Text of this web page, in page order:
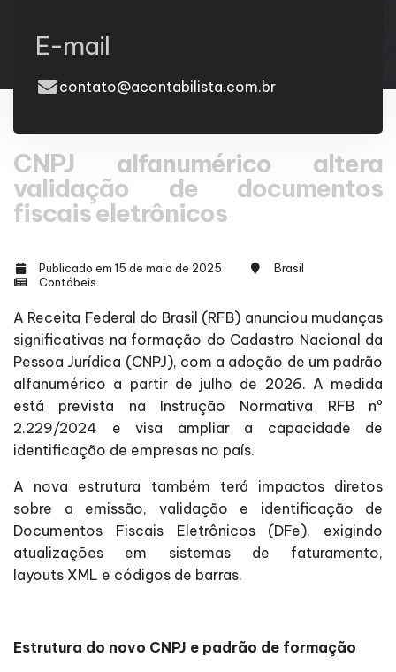
E-mail
contato@acontabilista.com.br
CNPJ alfanumérico altera
validação de documentos
fiscais eletrônicos
Publicado em 15 de maio de 2025
Brasil
Contábeis
A Receita Federal do Brasil (RFB) anunciou mudanças
significativas na formação do Cadastro Nacional da
Pessoa Jurídica (CNPJ), com a adoção de um padrão
alfanumérico a partir de julho de 2026. A medida
está prevista na Instrução Normativa RFB nº
2.229/2024 e visa ampliar a capacidade de
identificação de empresas no país.
A nova estrutura também terá impactos diretos
sobre a emissão, validação e identificação de
Documentos Fiscais Eletrônicos (DFe), exigindo
atualizações em sistemas de faturamento,
layouts XML e códigos de barras.
Estrutura do novo CNPJ e padrão de formação